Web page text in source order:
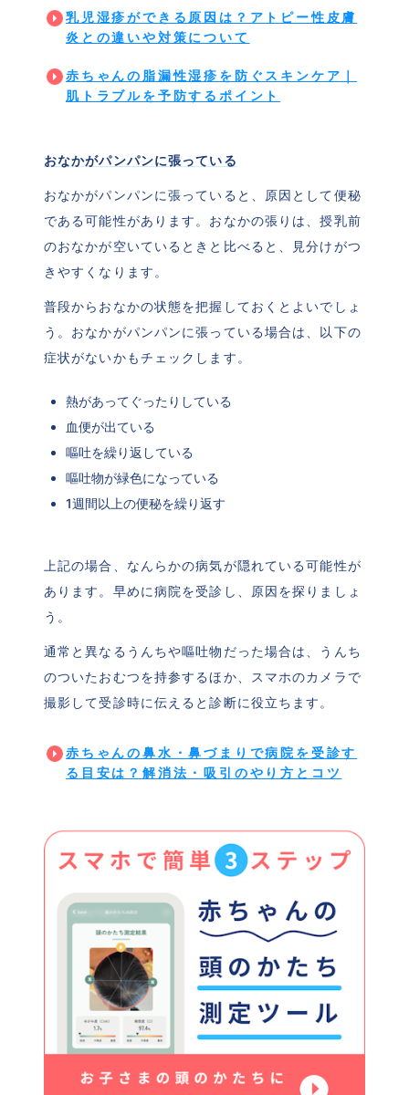
乳児湿疹ができる原因は？アトピー性皮膚
炎との違いや対策について
赤ちゃんの脂漏性湿疹を防ぐスキンケア｜
肌トラブルを予防するポイント
おなかがパンパンに張っている
おなかがパンパンに張っていると、原因として便秘
である可能性があります。おなかの張りは、授乳前
のおなかが空いているときと比べると、見分けがつ
きやすくなります。
普段からおなかの状態を把握しておくとよいでしょ
う。おなかがパンパンに張っている場合は、以下の
症状がないかもチェックします。
熱があってぐったりしている
血便が出ている
嘔吐を繰り返している
嘔吐物が緑色になっている
1週間以上の便秘を繰り返す
上記の場合、なんらかの病気が隠れている可能性が
あります。早めに病院を受診し、原因を探りましょ
う。
通常と異なるうんちや嘔吐物だった場合は、うんち
のついたおむつを持参するほか、スマホのカメラで
撮影して受診時に伝えると診断に役立ちます。
赤ちゃんの鼻水・鼻づまりで病院を受診す
る目安は？解消法・吸引のやり方とコツ